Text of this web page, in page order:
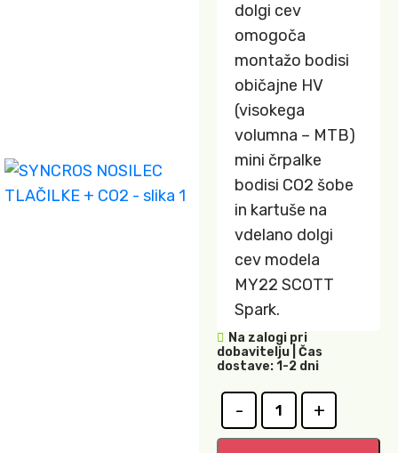
dolgi cev
omogoča
montažo bodisi
običajne HV
(visokega
volumna – MTB)
mini črpalke
bodisi CO2 šobe
in kartuše na
vdelano dolgi
cev modela
MY22 SCOTT
Spark.
Na zalogi pri
dobavitelju | Čas
dostave: 1-2 dni